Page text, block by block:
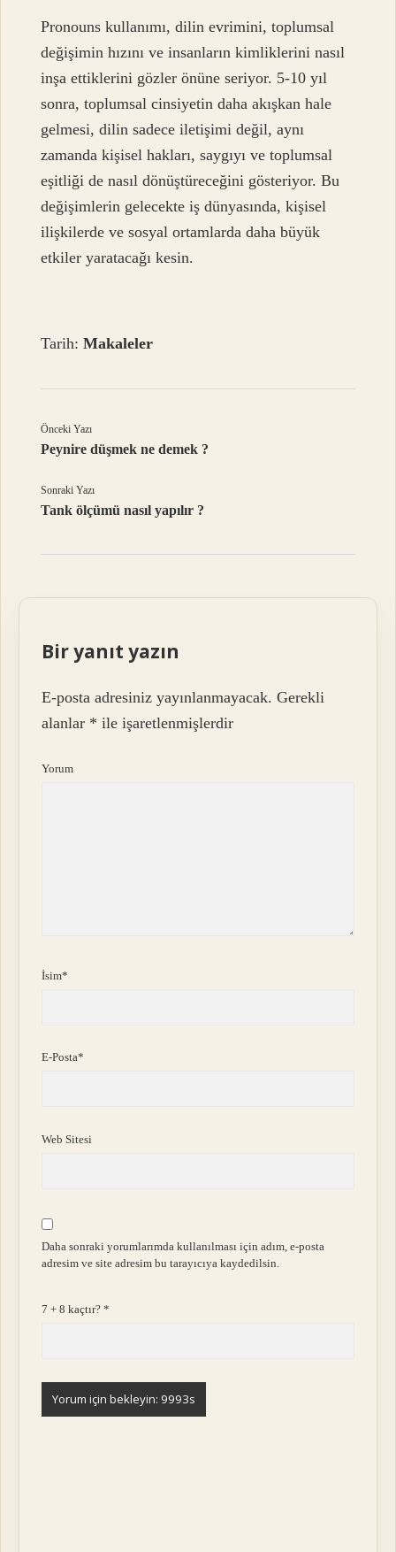
Pronouns kullanımı, dilin evrimini, toplumsal
değişimin hızını ve insanların kimliklerini nasıl
inşa ettiklerini gözler önüne seriyor. 5-10 yıl
sonra, toplumsal cinsiyetin daha akışkan hale
gelmesi, dilin sadece iletişimi değil, aynı
zamanda kişisel hakları, saygıyı ve toplumsal
eşitliği de nasıl dönüştüreceğini gösteriyor. Bu
değişimlerin gelecekte iş dünyasında, kişisel
ilişkilerde ve sosyal ortamlarda daha büyük
etkiler yaratacağı kesin.
Tarih:Makaleler
Önceki Yazı
Peynire düşmek ne demek ?
Sonraki Yazı
Tank ölçümü nasıl yapılır ?
Bir yanıt yazın
E-posta adresiniz yayınlanmayacak. Gerekli
alanlar * ile işaretlenmişlerdir
Yorum
İsim*
E-Posta*
Web Sitesi
Daha sonraki yorumlarımda kullanılması için adım, e-posta
adresim ve site adresim bu tarayıcıya kaydedilsin.
7 + 8 kaçtır?*